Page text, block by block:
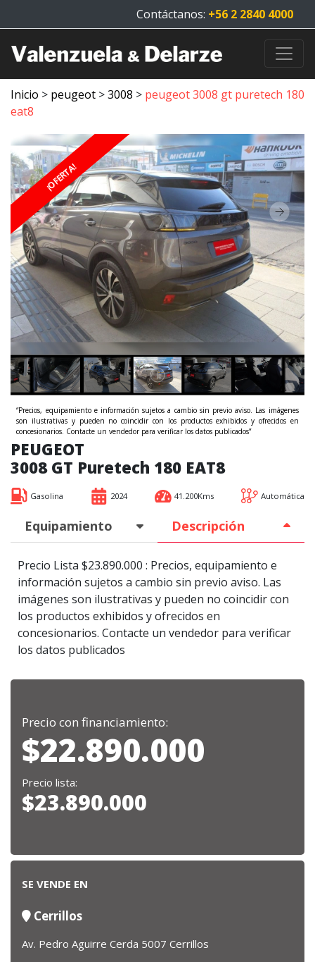
Contáctanos: +56 2 2840 4000
Inicio > peugeot >3008 > peugeot 3008 gt puretech 180
eat8
¡OFERTA!
“Precios, equipamiento e información sujetos a cambio sin previo aviso. Las imágenes
son ilustrativas y pueden no coincidir con los productos exhibidos y ofrecidos en
concesionarios. Contacte un vendedor para verificar los datos publicados”
PEUGEOT
3008 GT Puretech 180 EAT8
Gasolina 2024 41.200Kms Automática
Equipamiento Descripción
Precio Lista $23.890.000 : Precios, equipamiento e
información sujetos a cambio sin previo aviso. Las
imágenes son ilustrativas y pueden no coincidir con
los productos exhibidos y ofrecidos en
concesionarios. Contacte un vendedor para verificar
los datos publicados
Precio con financiamiento:
$22.890.000
Precio lista:
$23.890.000
SE VENDE EN
Cerrillos
Av. Pedro Aguirre Cerda 5007 Cerrillos